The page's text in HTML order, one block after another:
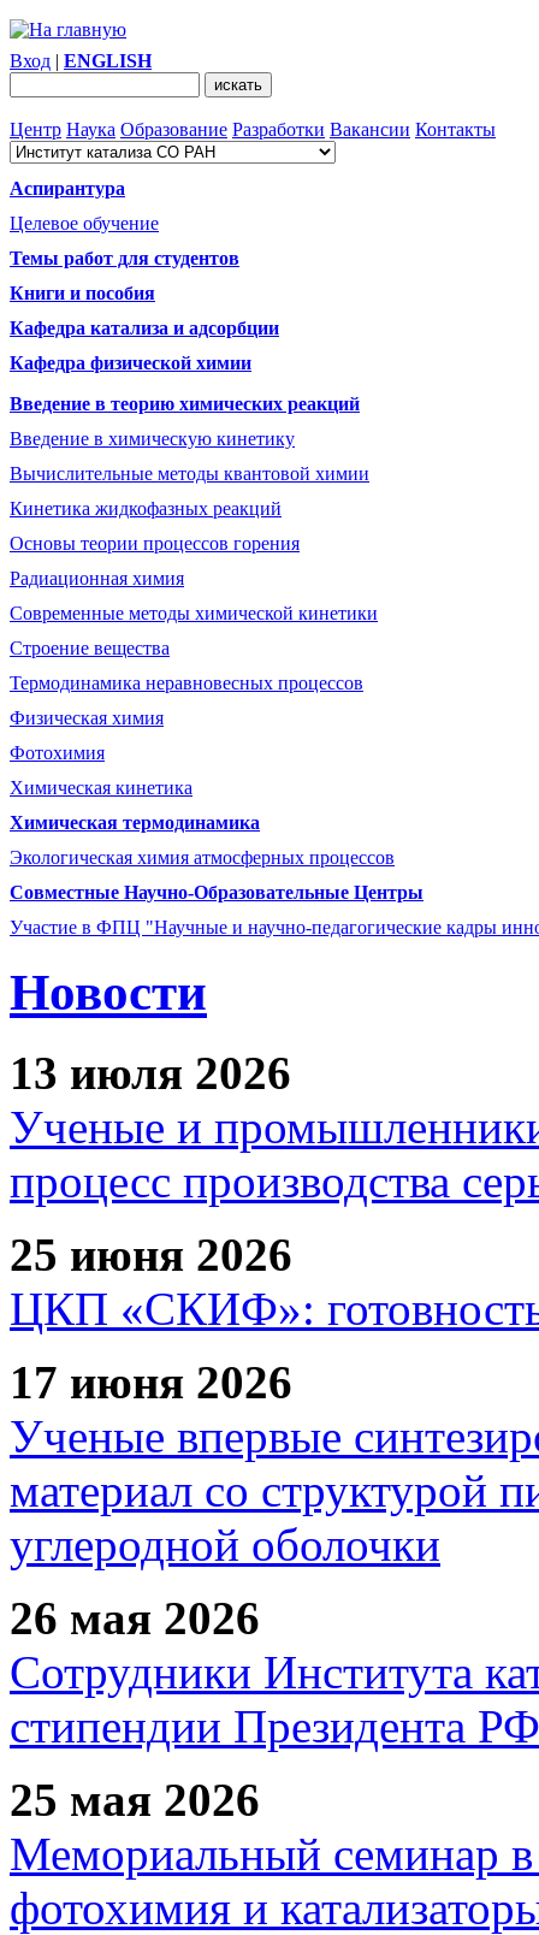
Вход | ENGLISH
Центр Наука Образование Разработки Вакансии Контакты
Аспирантура
Целевое обучение
Темы работ для студентов
Книги и пособия
Кафедра катализа и адсорбции
Кафедра физической химии
Введение в теорию химических реакций
Введение в химическую кинетику
Вычислительные методы квантовой химии
Кинетика жидкофазных реакций
Основы теории процессов горения
Радиационная химия
Современные методы химической кинетики
Строение вещества
Термодинамика неравновесных процессов
Физическая химия
Фотохимия
Химическая кинетика
Химическая термодинамика
Экологическая химия атмосферных процессов
Совместные Научно-Образовательные Центры
Участие в ФПЦ "Научные и научно-педагогические кадры
Новости
13 июля 2026
Ученые и
процесс производства
25 июня 2026
ЦКП «СКИФ»: готовность
17 июня 2026
Ученые впервые
материал со структурой
углеродной оболочки
26 мая 2026
Сотрудники Института
стипендии Президента РФ
25 мая 2026
Мемориальный семинар в
фотохимия и